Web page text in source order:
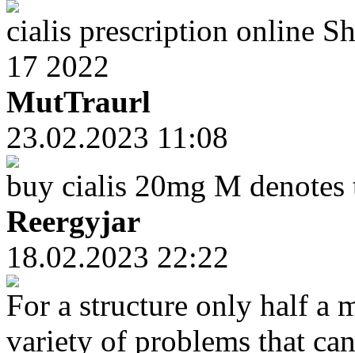
cialis prescription online
17 2022
MutTraurl
23.02.2023 11:08
buy cialis 20mg M
Reergyjar
18.02.2023 22:22
For a structure only half a
variety of problems that